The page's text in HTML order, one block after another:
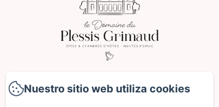
Teléfono: 0662106230
Nuestro sitio web utiliza cookies